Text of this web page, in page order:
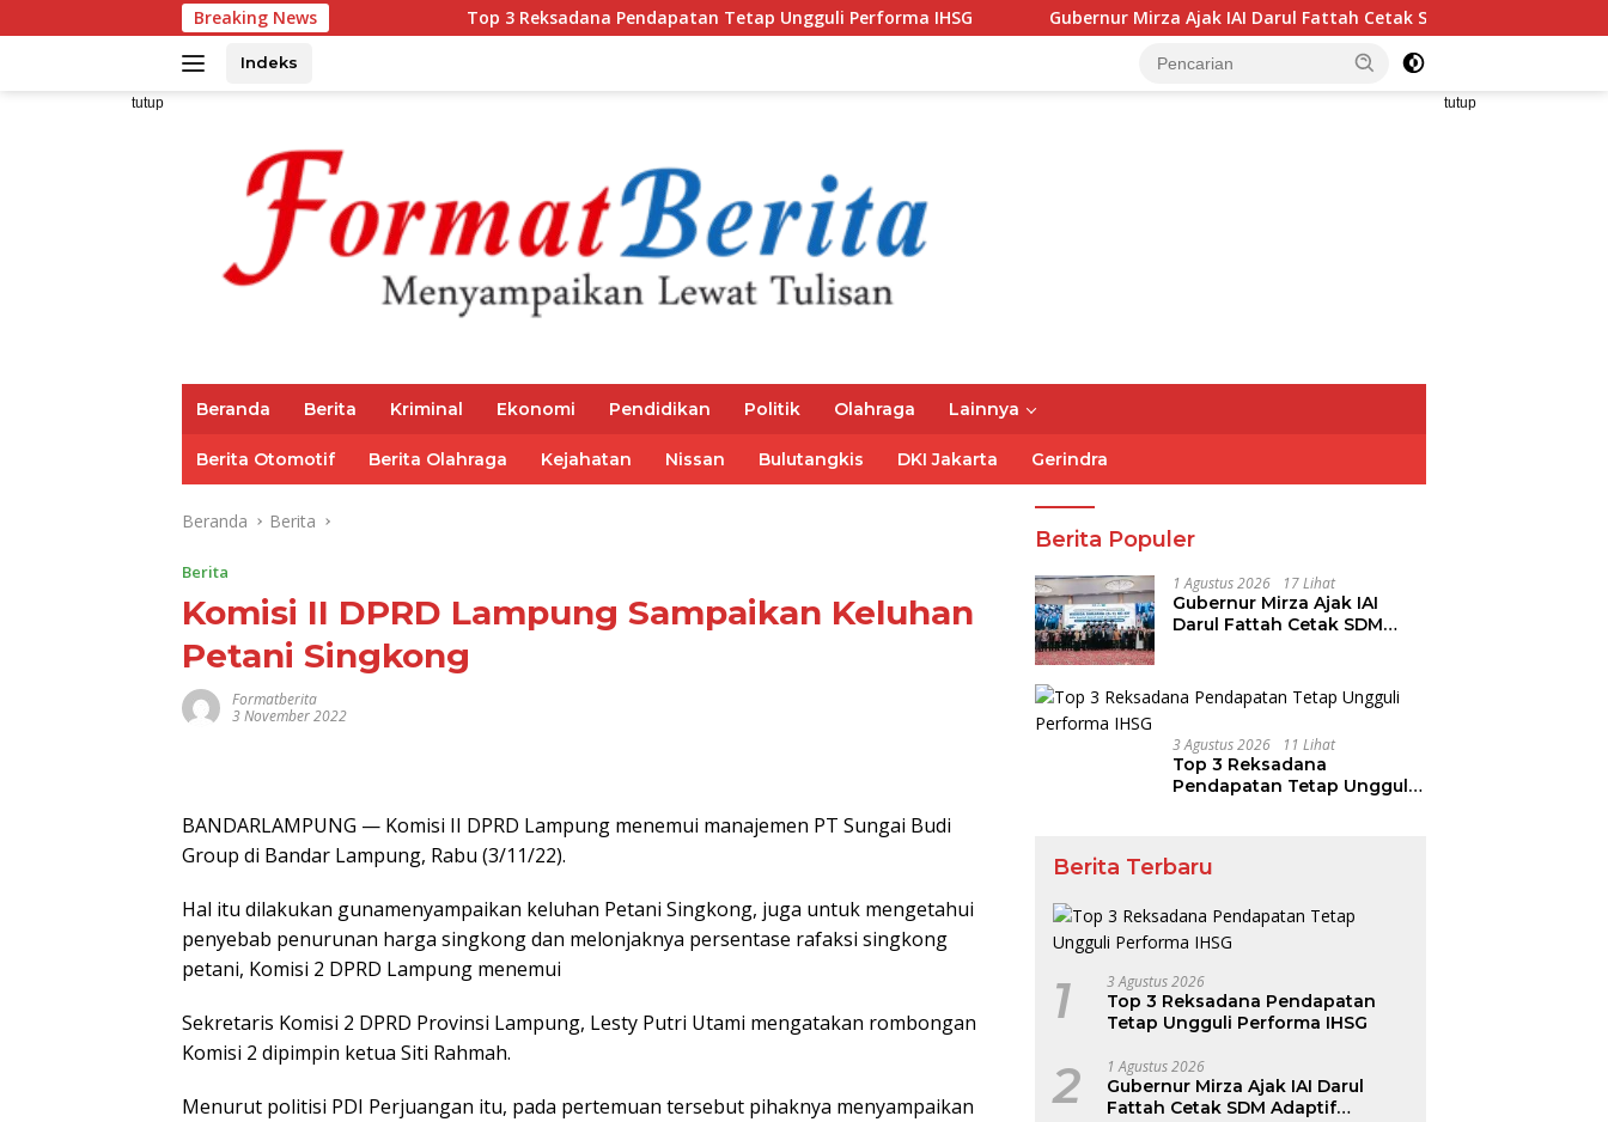
ke
Breaking News Top 3 Reksadana Pendapatan Tetap Ungguli Performa IHSG Gubernur Mirza Ajak IAI Darul Fattah Cetak SDM Adaptif Berlandaskan Nilai
Indeks
tutup tutup
Beranda Berita Kriminal Ekonomi Pendidikan Politik Olahraga Lainnya
Berita Otomotif Berita Olahraga Kejahatan Nissan Bulutangkis DKI Jakarta Gerindra
Beranda Berita
Berita
Komisi II DPRD Lampung Sampaikan Keluhan
Petani Singkong
Formatberita
3 November 2022
BANDARLAMPUNG — Komisi II DPRD Lampung menemui manajemen PT Sungai Budi
Group di Bandar Lampung, Rabu (3/11/22).
Hal itu dilakukan gunamenyampaikan keluhan Petani Singkong, juga untuk mengetahui
penyebab penurunan harga singkong dan melonjaknya persentase rafaksi singkong
petani, Komisi 2 DPRD Lampung menemui
Sekretaris Komisi 2 DPRD Provinsi Lampung, Lesty Putri Utami mengatakan rombongan
Komisi 2 dipimpin ketua Siti Rahmah.
Menurut politisi PDI Perjuangan itu, pada pertemuan tersebut pihaknya menyampaikan
Berita Populer
1 Agustus 2026 17 Lihat
Gubernur Mirza Ajak IAI
Darul Fattah Cetak SDM
3 Agustus 2026 11 Lihat
Top 3 Reksadana
Pendapatan Tetap Ungguli
Berita Terbaru
1 3 Agustus 2026
Top 3 Reksadana Pendapatan
Tetap Ungguli Performa IHSG
2 1 Agustus 2026
Gubernur Mirza Ajak IAI Darul
Fattah Cetak SDM Adaptif